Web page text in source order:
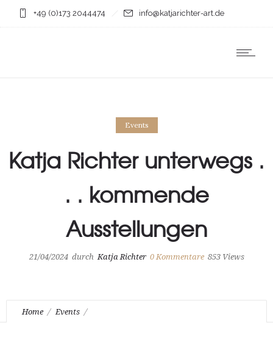
+49 (0)173 2044474 info@katjarichter-art.de
Events
Katja Richter unterwegs .
. . kommende
Ausstellungen
21/04/2024 durch Katja Richter 0Kommentare 853 Views
Home Events